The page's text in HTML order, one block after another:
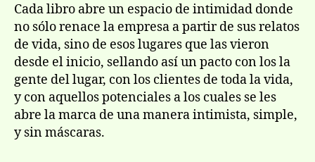
Cada libro abre un espacio de intimidad donde
no sólo renace la empresa a partir de sus relatos
de vida, sino de esos lugares que las vieron
desde el inicio, sellando así­ un pacto con los la
gente del lugar, con los clientes de toda la vida,
y con aquellos potenciales a los cuales se les
abre la marca de una manera intimista, simple,
y sin máscaras.